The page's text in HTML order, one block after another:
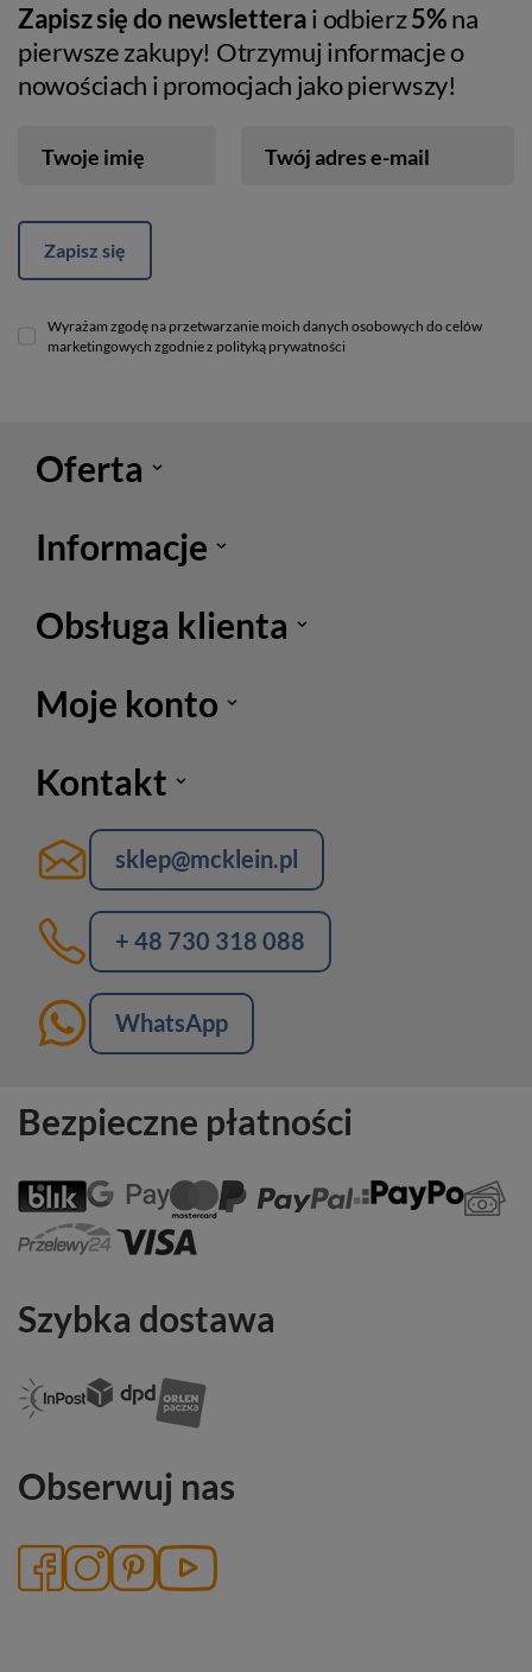
Zapisz się do newsletterai odbierz5%na
pierwsze zakupy! Otrzymuj informacje o
nowościach i promocjach jako pierwszy!
Twoje imię Twój adres e-mail
Zapisz się
Wyrażam zgodę na przetwarzanie moich danych osobowych do celów
marketingowych zgodnie z polityką prywatności
Oferta
Informacje
Obsługa klienta
Moje konto
Kontakt
sklep@mcklein.pl
+ 48 730 318 088
WhatsApp
Bezpieczne płatności
Szybka dostawa
Obserwuj nas